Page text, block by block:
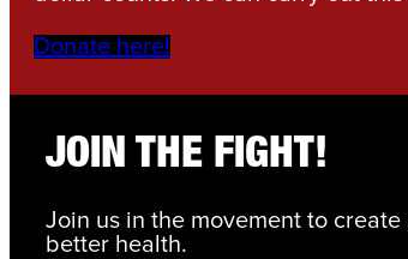
Donate here!
JOIN THE FIGHT!
Join us in the movement to
better health.